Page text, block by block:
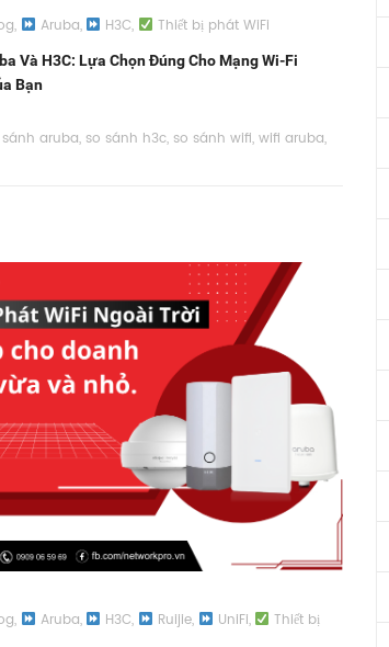
, Aruba, H3C, Thiết bị phát WiFi
Và H3C: Lựa Chọn Đúng Cho Mạng Wi-Fi
Bạn
aruba, so sánh h3c, so sánh wifi, wifi aruba,
, Aruba, H3C, Ruijie, UniFi,
Thiết bị